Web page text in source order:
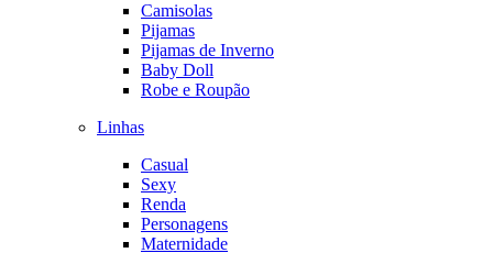
Camisolas
Pijamas
Pijamas de Inverno
Baby Doll
Robe e Roupão
Linhas
Casual
Sexy
Renda
Personagens
Maternidade